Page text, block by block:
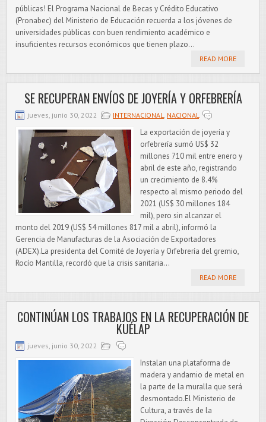
públicas! El Programa Nacional de Becas y Crédito Educativo
(Pronabec) del Ministerio de Educación recuerda a los jóvenes de
universidades públicas con buen rendimiento académico e
insuficientes recursos económicos que tienen plazo...
READ MORE
SE RECUPERAN ENVÍOS DE JOYERÍA Y ORFEBRERÍA
jueves, junio 30, 2022 INTERNACIONAL, NACIONAL
La exportación de joyería y
orfebrería sumó US$ 32
millones 710 mil entre enero y
abril de este año, registrando
un crecimiento de 8.4%
respecto al mismo periodo del
2021 (US$ 30 millones 184
mil), pero sin alcanzar el
monto del 2019 (US$ 54 millones 817 mil a abril), informó la
Gerencia de Manufacturas de la Asociación de Exportadores
(ADEX).La presidenta del Comité de Joyería y Orfebrería del gremio,
Rocío Mantilla, recordó que la crisis sanitaria...
READ MORE
CONTINÚAN LOS TRABAJOS EN LA RECUPERACIÓN DE
KUÉLAP
jueves, junio 30, 2022
Instalan una plataforma de
madera y andamio de metal en
la parte de la muralla que será
desmontado.El Ministerio de
Cultura, a través de la